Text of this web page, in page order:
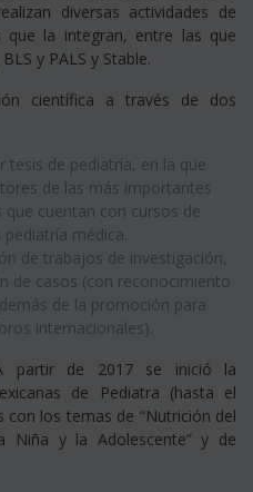
diversas actividades de
que la integran, entre las que
y PALS y Stable.
científica a través de dos
tesis de pediatría, en la que
de las más importantes
cuentan con cursos de
médica.
de trabajos de investigación,
de casos (con reconocimiento
de la promoción para
internacionales).
partir de 2017 se inició la
de Pediatra (hasta el
los temas de “Nutrición del
Niña y la Adolescente” y de